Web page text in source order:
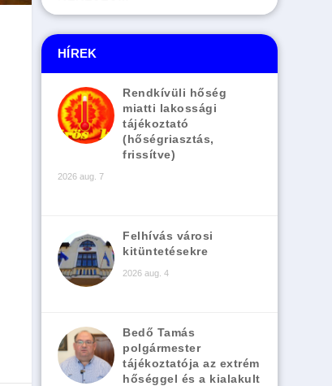
HÍREK
Rendkívüli hőség
miatti lakossági
tájékoztató
(hőségriasztás,
frissítve)
2026 aug. 7
Felhívás városi
kitüntetésekre
2026 aug. 4
Bedő Tamás
polgármester
tájékoztatója az extrém
hőséggel és a kialakult